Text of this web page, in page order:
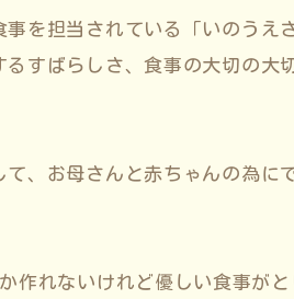
事を担当されている「いのうえ
るすばらしさ、食事の大切の大
、お母さんと赤ちゃんの為に
作れないけれど優しい食事がと